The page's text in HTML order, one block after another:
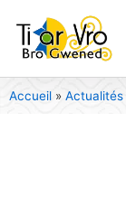
Accueil » Actualités